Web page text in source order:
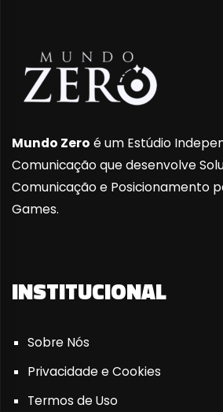
Mundo Zero é um Estúdio
Comunicação que desenvolve
Comunicação e Posicionamento
Games.
INSTITUCIONAL
Sobre Nós
Privacidade e Cookies
Termos de Uso